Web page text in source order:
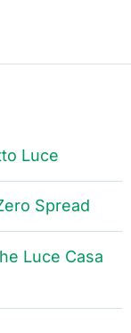
Luce
Spread
Luce Casa